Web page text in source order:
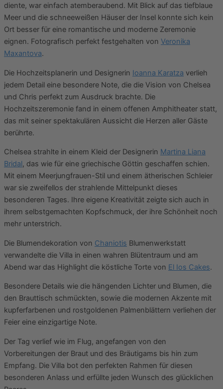
diente, war einfach atemberaubend. Mit Blick auf das tiefblaue
Meer und die schneeweißen Häuser der Insel konnte sich kein
Ort besser für eine romantische und moderne Zeremonie
eignen. Fotografisch perfekt festgehalten von Veronika
Maxantova.
Die Hochzeitsplanerin und Designerin Ioanna Karatza verlieh
jedem Detail eine besondere Note, die die Vision von Chelsea
und Chris perfekt zum Ausdruck brachte. Die
Hochzeitszeremonie fand in einem offenen Amphitheater statt,
das mit seiner spektakulären Aussicht die Herzen aller Gäste
berührte.
Chelsea strahlte in einem Kleid der Designerin Martina Liana
Bridal, das wie für eine griechische Göttin geschaffen schien.
Mit einem Meerjungfrauen-Stil und einem ätherischen Schleier
war sie zweifellos der strahlende Mittelpunkt dieses
besonderen Tages. Ihre eigene Kreativität zeigte sich auch in
ihrem selbstgemachten Kopfschmuck, der ihre Schönheit noch
mehr unterstrich.
Die Blumendekoration von Chaniotis Blumenwerkstatt
verwandelte die Villa in einen wahren Blütentraum und am
Abend war das Highlight die köstliche Torte von El Ios Cakes.
Besondere Details wie die hängenden Lichter und Blumen, die
den Brauttisch schmückten, sowie die modernen Akzente mit
kupferfarbenen und rostgoldenen Palmenblättern verliehen der
Feier eine einzigartige Note.
Der Tag verlief wie im Flug, angefangen von den
Vorbereitungen der Braut und des Bräutigams bis hin zum
Empfang. Die Villa bot den perfekten Rahmen für diesen
besonderen Anlass und erfüllte jeden Wunsch des glücklichen